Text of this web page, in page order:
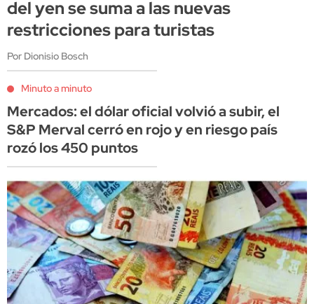
del yen se suma a las nuevas
restricciones para turistas
Por Dionisio Bosch
Minuto a minuto
Mercados: el dólar oficial volvió a subir, el
S&P Merval cerró en rojo y en riesgo país
rozó los 450 puntos